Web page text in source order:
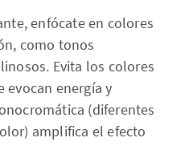
enfócate en colores
como tonos
Evita los colores
evocan energía y
(diferentes
amplifica el efecto